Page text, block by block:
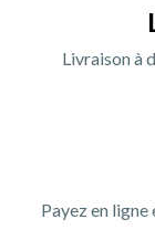
Livraison à
Payez en ligne